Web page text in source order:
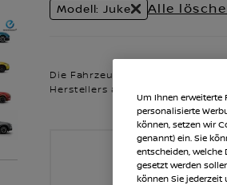
Modell: Juke Alle
Die Fahrzeuge sind ein Teil des
Herstellers angezeigt. Ihr
Um Ihnen erweiterte
personalisierte
können, setzen wir
genannt) ein. Sie
entscheiden, welche
gesetzt werden
können Sie jederzeit